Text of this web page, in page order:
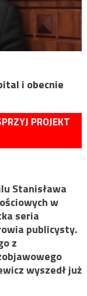
i obecnie
PROJEKT
Stanisława
w
seria
publicysty.
z
wyszedł już